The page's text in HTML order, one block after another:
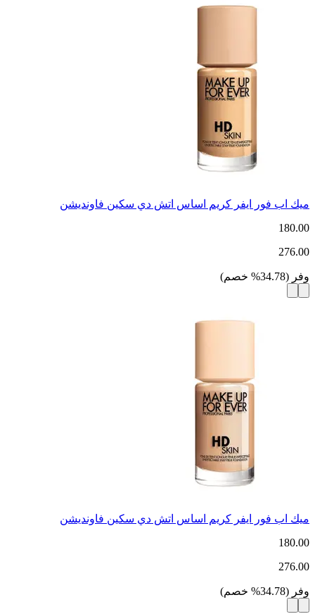
ميك اب فور ايفر كريم اساس اتش دي سكين فاونديشن
180.00
276.00
وفر (
34.78
% خصم)
ميك اب فور ايفر كريم اساس اتش دي سكين فاونديشن
180.00
276.00
وفر (
34.78
% خصم)